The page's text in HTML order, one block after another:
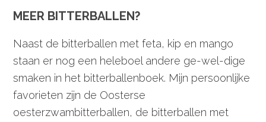
MEER BITTERBALLEN?
Naast de bitterballen met feta, kip en mango
staan er nog een heleboel andere ge-wel-dige
smaken in het bitterballenboek. Mijn persoonlijke
favorieten zijn de Oosterse
oesterzwambitterballen, de bitterballen met